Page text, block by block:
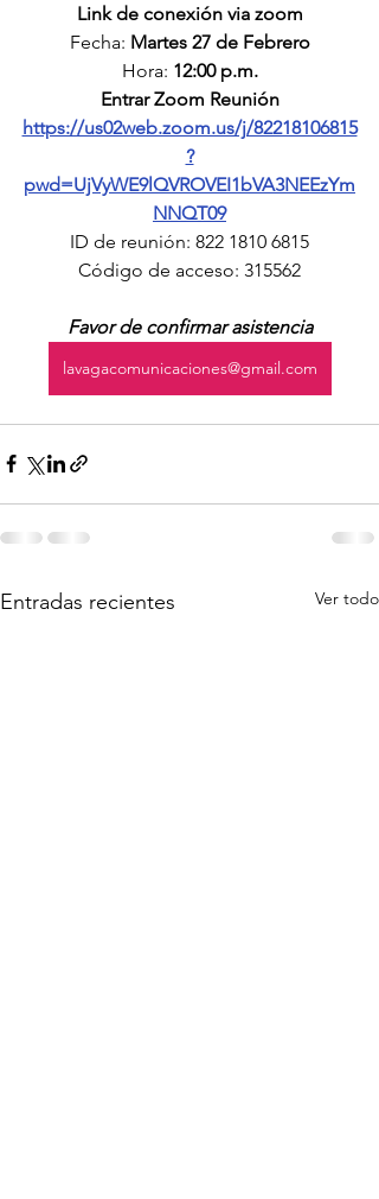
Link de conexión via zoom
Fecha: Martes 27 de Febrero
Hora: 12:00 p.m.
Entrar Zoom Reunión
https://us02web.zoom.us/j/82218106815
?
pwd=UjVyWE9lQVROVEI1bVA3NEEzYm
NNQT09
ID de reunión: 822 1810 6815
Código de acceso: 315562
Favor de confirmar asistencia
lavagacomunicaciones@gmail.com
Entradas recientes Ver todo